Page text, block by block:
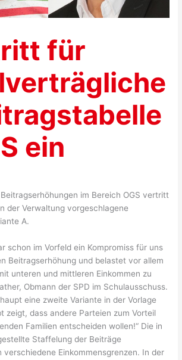
für
ein
im Bereich OGS vertritt
der Verwaltung vorgeschlagene
A.
schon im Vorfeld ein Kompromiss für uns
Beitragserhöhung und belastet vor allem
unteren und mittleren Einkommen zu
Obmann der SPD im Schulausschuss.
eine zweite Variante in der Vorlage
zeigt, dass andere Parteien zum Vorteil
Familien entscheiden wollen!“ Die in
Staffelung der Beiträge
verschiedene Einkommensgrenzen. In der